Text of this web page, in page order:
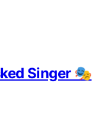
Singer 🎭